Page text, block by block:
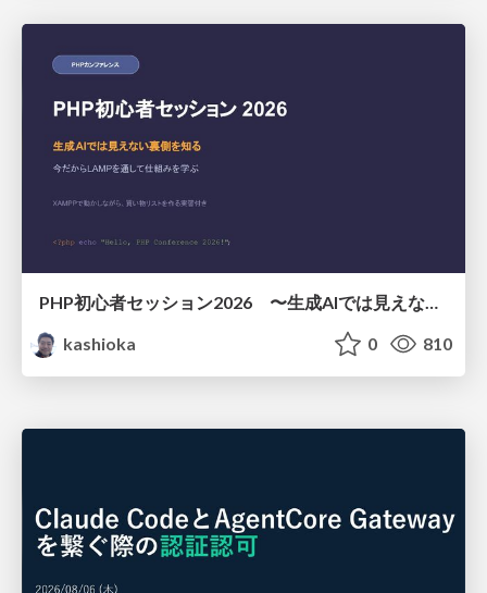
PHP初心者セッション2026 〜生成AIでは見えない裏側を知る：今だからLAMPを通して仕組みを学ぶ〜
kashioka
0 810